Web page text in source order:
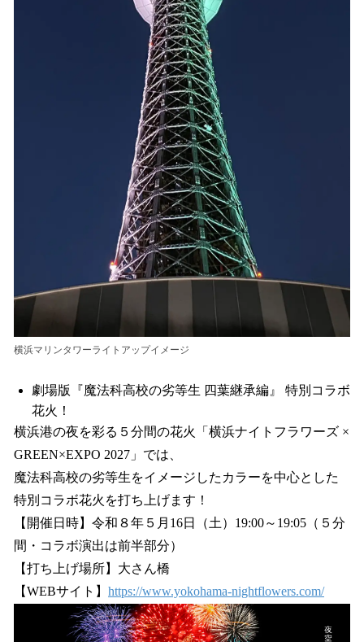
横浜マリンタワーライトアップイメージ
劇場版『魔法科高校の劣等生 四葉継承編』 特別コラボ
花火！
横浜港の夜を彩る５分間の花⽕「横浜ナイトフラワーズ ×
GREEN×EXPO 2027」では、
魔法科高校の劣等生をイメージしたカラーを中心とした
特別コラボ花火を打ち上げます！
【開催日時】令和８年５月16日（⼟）19:00～19:05（５分
間・コラボ演出は前半部分）
【打ち上げ場所】大さん橋
【WEBサイト】 https://www.yokohama-nightflowers.com/